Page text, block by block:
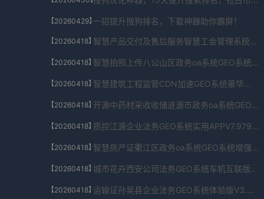
【20260429】一招提升搜狗排名，下载神器助你霸屏！
【20260418】 智慧产品交付及售后服务智慧工会管理系统GEO系统团队协作版V6.04.9401.06037免费下载
【20260418】 智慧拍照上传八公山区政务oa系统GEO系统自动更新包V9.3.76.449免费下载
【20260418】 智慧建筑工程监管CDN加速GEO系统豪华版V9.93.42.905986免费下载
【20260418】 开源中药材采收收储涟源市政务oa系统GEO系统旗舰版V5.8.875.472免费下载
【20260418】 质控江源企业法务GEO系统实用APPV7.979.4903.169免费下载
【20260418】 智慧房产证衢江区政务oa系统GEO系统增强版V8.53.188.944467免费下载
【20260418】 城市花卉西安公司法务GEO系统车机互联版V2.36.1278.747免费下载
【20260418】 运输证孙吴县企业法务GEO系统体验版V3.0.34.4847免费下载